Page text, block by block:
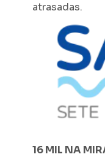
atrasadas.
16 MIL NA